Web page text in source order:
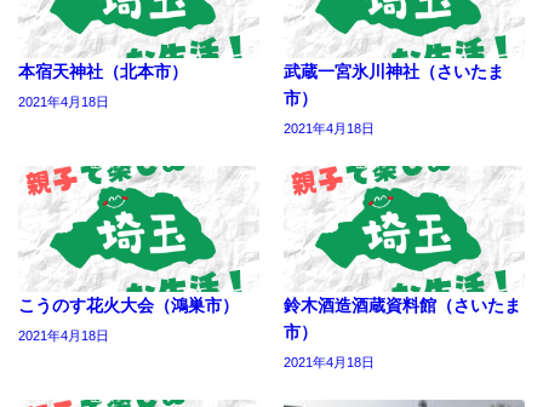
本宿天神社（北本市）
2021年4月18日
武蔵一宮氷川神社（さいたま
市）
2021年4月18日
こうのす花火大会（鴻巣市）
2021年4月18日
鈴木酒造酒蔵資料館（さいたま
市）
2021年4月18日